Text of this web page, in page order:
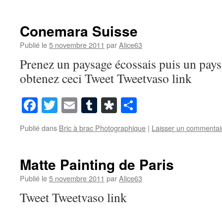
Conemara Suisse
Publié le5 novembre 2011 parAlice63
Prenez un paysage écossais puis un
obtenez ceci Tweet Tweetvaso link
Facebook
Twitter
EmailTumblrDiaspora
Publié dans Bric à brac Photographique | Laisser un
Matte Painting de Paris
Publié le5 novembre 2011 parAlice63
Tweet Tweetvaso link